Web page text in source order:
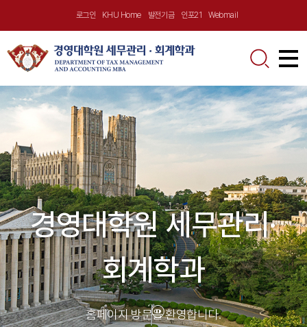
로그인 KHU Home 발전기금 인포21 Webmail
학과소개
학과장 인사말
학과장 소개 및 이력
교수진
학과비전
교육과정
학사안내
주요교과목
졸업요건
입학안내
입학상담실
졸업생 인터뷰
재학생 인터뷰
FAQ(자주하는 질문)
커뮤니티
공지사항
자료실
포토갤러리
경영대학원 세무관리·
회계학과
홈페이지 방문을 환영합니다.